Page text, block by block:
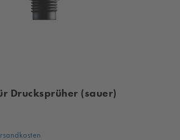
Drucksprüher (sauer)